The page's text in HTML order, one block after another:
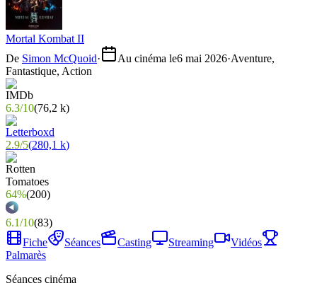
Mortal Kombat II
De Simon McQuoid· Au cinéma le6 mai 2026·Aventure,
Fantastique, Action
6.3/10(76,2 k)
2.9/5(280,1 k)
64%(200)
6.1/10(83)
Fiche
Séances Casting Streaming
Vidéos
Palmarès
Séances cinéma